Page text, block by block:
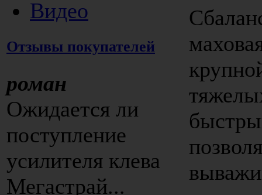
Видео
Отзывы покупателей
роман
Ожидается ли
поступление
усилителя клева
Мегастрай...